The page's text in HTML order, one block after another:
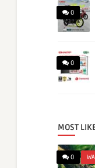
0
0
MOST
0